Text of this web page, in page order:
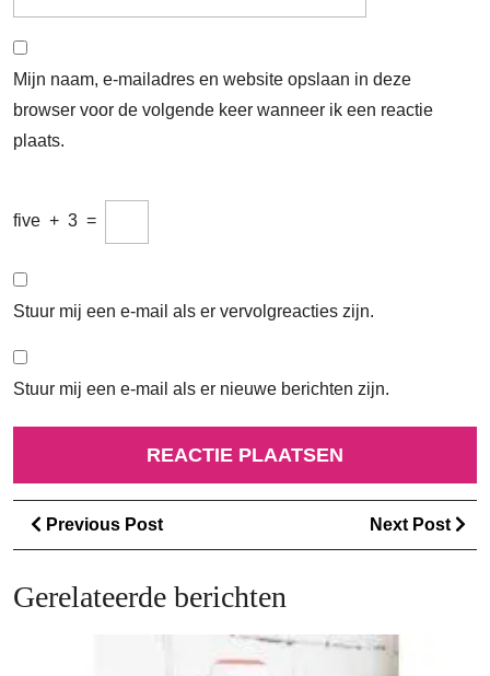
Mijn naam, e-mailadres en website opslaan in deze
browser voor de volgende keer wanneer ik een reactie
plaats.
five + 3 =
Stuur mij een e-mail als er vervolgreacties zijn.
Stuur mij een e-mail als er nieuwe berichten zijn.
Berichtnavigatie
Previous PostPrevious
Post
Next Post
Gerelateerde berichten